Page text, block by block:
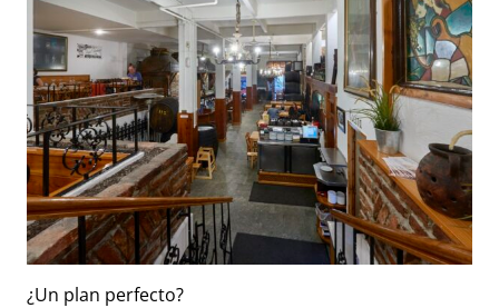
¿Un plan perfecto?